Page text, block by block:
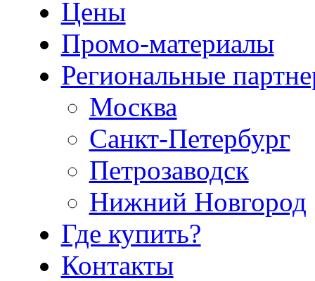
Цены
Промо-материалы
Региональные
Москва
Санкт-Петербург
Петрозаводск
Нижний Новгород
Где купить?
Контакты